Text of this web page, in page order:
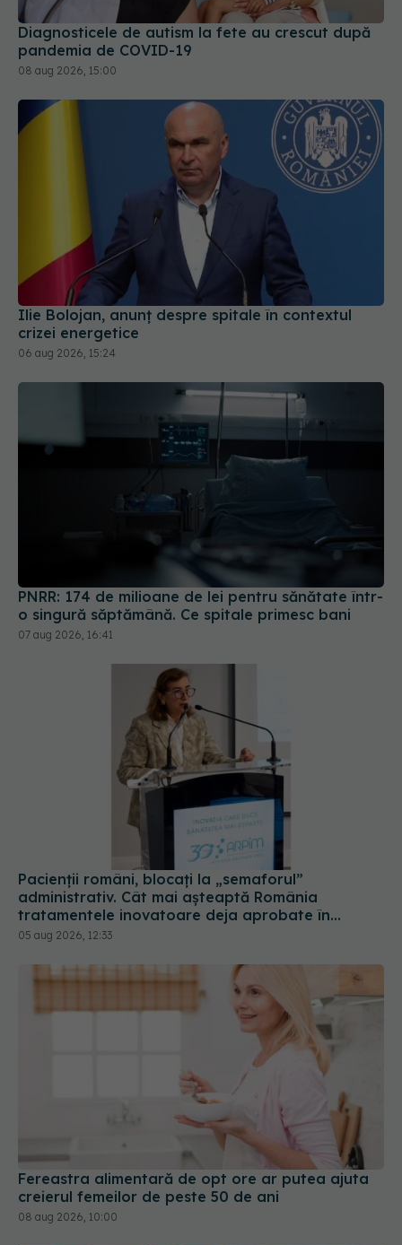
Diagnosticele de autism la fete au crescut după
pandemia de COVID-19
08 aug 2026, 15:00
Ilie Bolojan, anunț despre spitale în contextul
crizei energetice
06 aug 2026, 15:24
PNRR: 174 de milioane de lei pentru sănătate într-
o singură săptămână. Ce spitale primesc bani
07 aug 2026, 16:41
Pacienții români, blocați la „semaforul”
administrativ. Cât mai așteaptă România
tratamentele inovatoare deja aprobate în
Europa
05 aug 2026, 12:33
Fereastra alimentară de opt ore ar putea ajuta
creierul femeilor de peste 50 de ani
08 aug 2026, 10:00